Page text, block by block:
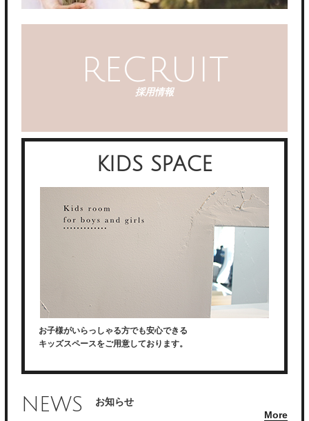
RECRUIT
採用情報
KIDS SPACE
お子様がいらっしゃる方でも安心できる
キッズスペースをご用意しております。
NEWS お知らせ
More